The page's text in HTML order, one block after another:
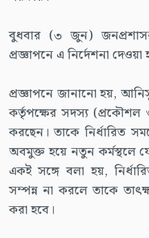
বুধবার (৩ জুন)
প্রজ্ঞাপনে এ নির্দেশনা দেওয়া
প্রজ্ঞাপনে জানানো হয়,
কর্তৃপক্ষের সদস্য (প্রকৌশল
করছেন। তাকে নির্ধারিত
অবমুক্ত হয়ে নতুন কর্মস্থলে
একই সঙ্গে বলা হয়,
সম্পন্ন না করলে তাকে
করা হবে।